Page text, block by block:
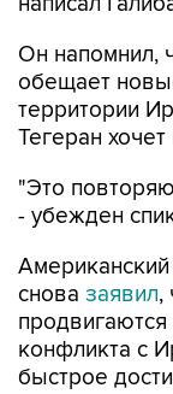
Он напомнил,
обещает
территории
Тегеран
"Это
- убежден
снова заявил,
конфликта с
быстрое